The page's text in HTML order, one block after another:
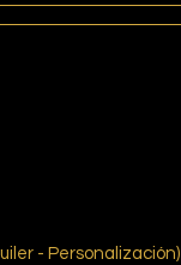
- Personalización)